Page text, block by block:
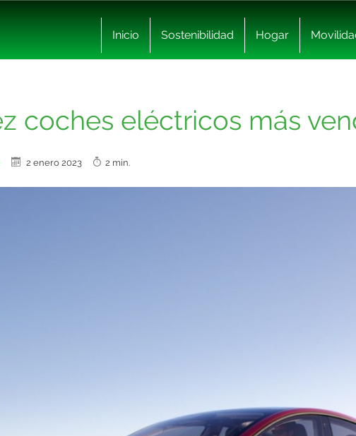
Inicio Sostenibilidad Hogar
coches eléctricos más
2 enero 2023 2 min.